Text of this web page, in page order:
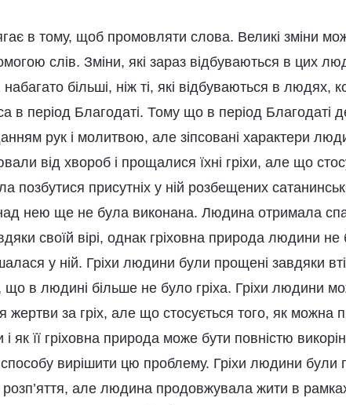
в тому, щоб промовляти слова. Великі зміни
слів. Зміни, які зараз відбуваються в цих
більші, ніж ті, які відбуваються в людях,
в період Благодаті. Тому що в період Благодаті
рук і молитвою, але зіпсовані характери
від хвороб і прощалися їхні гріхи, але що
позбутися присутніх у ній розбещених
нею ще не була виконана. Людина отримала
своїй вірі, однак гріховна природа людини не
у ній. Гріхи людини були прощені завдяки
в людині більше не було гріха. Гріхи людини
жертви за гріх, але що стосується того, як можна
як її гріховна природа може бути повністю
вирішити цю проблему. Гріхи людини були
розп’яття, але людина продовжувала жити в